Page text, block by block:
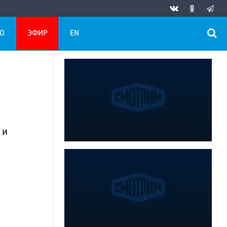
ЭФИР EN
и